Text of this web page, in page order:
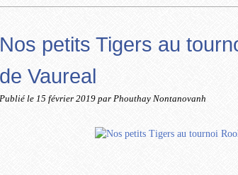
Nos petits Tigers au
de Vaureal
Publié le 15 février 2019 par Phouthay Nontanovanh